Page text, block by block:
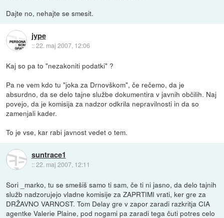
Dajte no, nehajte se smesit.
jype
::22. maj 2007, 12:06
Kaj so pa to "nezakoniti podatki" ?
Pa ne vem kdo tu "joka za Drnovškom", če rečemo, da je
absurdno, da se delo tajne službe dokumentira v javnih občilih. Naj
povejo, da je komisija za nadzor odkrila nepravilnosti in da so
zamenjali kader.
To je vse, kar rabi javnost vedet o tem.
suntrace1
::22. maj 2007, 12:11
Sori _marko, tu se smešiš samo ti sam, če ti ni jasno, da delo tajnih
služb nadzorujejo vladne komisije za ZAPRTIMI vrati, ker gre za
DRŽAVNO VARNOST. Tom Delay gre v zapor zaradi razkritja CIA
agentke Valerie Plaine, pod nogami pa zaradi tega čuti potres celo